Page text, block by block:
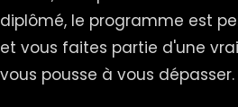
diplômé, le programme est
et vous faites partie d'une
vous pousse à vous dépasser.